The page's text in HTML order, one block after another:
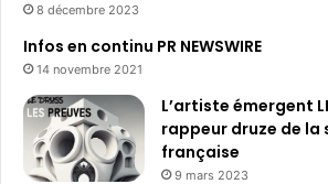
8 décembre 2023
Infos en continu PR NEWSWIRE
14 novembre 2021
L’artiste émergent
rappeur druze de la
française
9 mars 2023